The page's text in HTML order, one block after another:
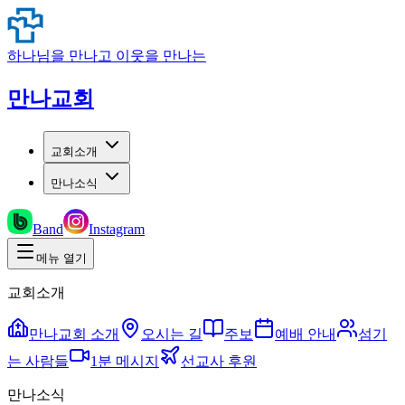
하나님을 만나고 이웃을 만나는
만나교회
교회소개
만나소식
Band Instagram
메뉴 열기
교회소개
만나교회 소개 오시는 길 주보 예배 안내
섬기
는 사람들
1분 메시지 선교사 후원
만나소식